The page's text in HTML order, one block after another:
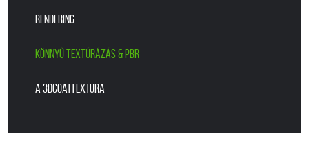
RENDERING
KÖNNYŰ TEXTÚRÁZÁS & PBR
A 3DCoatTextura